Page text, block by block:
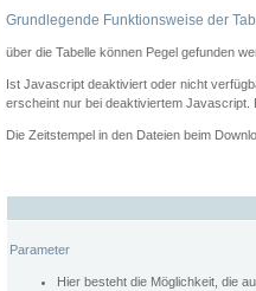
Grundlegende Funktionsweise der
über die Tabelle können Pegel gefunden
Ist Javascript deaktiviert oder nicht
erscheint nur bei deaktiviertem Javascript.
Die Zeitstempel in den Dateien beim
Parameter
Hier besteht die Möglichkeit, die